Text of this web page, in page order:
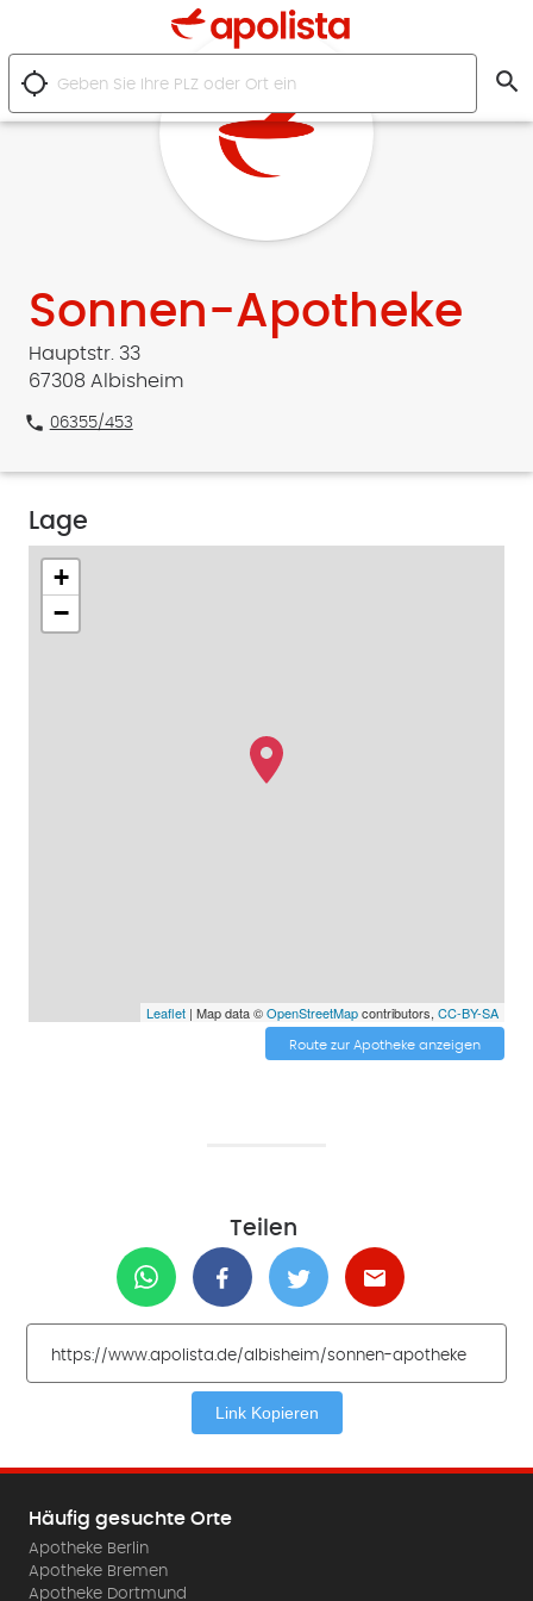
location_searching search
Sonnen-Apotheke
Hauptstr. 33
67308 Albisheim
phone 06355/453
Lage
+
−
Leaflet| Map data ©OpenStreetMapcontributors, CC-BY-SA
Route zur Apotheke anzeigen
Teilen
Link Kopieren
Häufig gesuchte Orte
Apotheke Berlin
Apotheke Bremen
Apotheke Dortmund